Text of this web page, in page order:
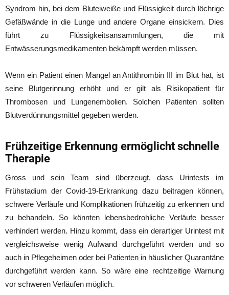
Syndrom hin, bei dem Bluteiweiße und Flüssigkeit durch löchrige
Gefäßwände in die Lunge und andere Organe einsickern. Dies
führt zu Flüssigkeitsansammlungen, die mit
Entwässerungsmedikamenten bekämpft werden müssen.
Wenn ein Patient einen Mangel an Antithrombin III im Blut hat, ist
seine Blutgerinnung erhöht und er gilt als Risikopatient für
Thrombosen und Lungenembolien. Solchen Patienten sollten
Blutverdünnungsmittel gegeben werden.
Frühzeitige Erkennung ermöglicht schnelle
Therapie
Gross und sein Team sind überzeugt, dass Urintests im
Frühstadium der Covid-19-Erkrankung dazu beitragen können,
schwere Verläufe und Komplikationen frühzeitig zu erkennen und
zu behandeln. So könnten lebensbedrohliche Verläufe besser
verhindert werden. Hinzu kommt, dass ein derartiger Urintest mit
vergleichsweise wenig Aufwand durchgeführt werden und so
auch in Pflegeheimen oder bei Patienten in häuslicher Quarantäne
durchgeführt werden kann. So wäre eine rechtzeitige Warnung
vor schweren Verläufen möglich.